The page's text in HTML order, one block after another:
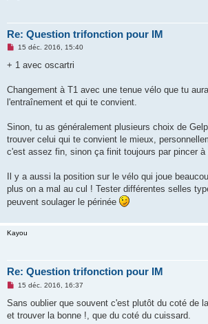
Re: Question trifonction pour IM
M
s
g
n
l
u
15 déc. 2016, 15:40
+ 1 avec oscartri
Changement à T1 avec une tenue vélo que tu
l'entraînement et qui te convient.
Sinon, tu as généralement plusieurs choix de
trouver celui qui te convient le mieux,
c'est assez fin, sinon ça finit toujours par pincer à
Il y a aussi la position sur le vélo qui joue
plus on a mal au cul ! Tester différentes selles
peuvent soulager le périnée
Kayou
Re: Question trifonction pour IM
M
s
a
15 déc. 2016, 16:37
Sans oublier que souvent c'est plutôt du coté de
et trouver la bonne !, que du coté du cuissard.